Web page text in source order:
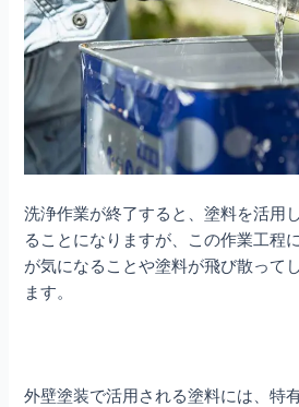
洗浄作業が終了すると、塗料を活用
ることになりますが、この作業工程
が気になることや塗料が飛び散って
ます。
外壁塗装で活用される塗料には、特